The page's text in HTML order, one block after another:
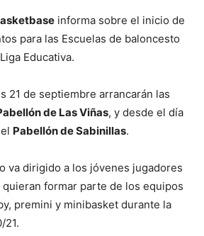
informa sobre el inicio de
para las Escuelas de baloncesto
Educativa.
21 de septiembre arrancarán las
de Las Viñas, y desde el día
Pabellón de Sabinillas.
va dirigido a los jóvenes jugadores
formar parte de los equipos
premini y minibasket durante la
21.